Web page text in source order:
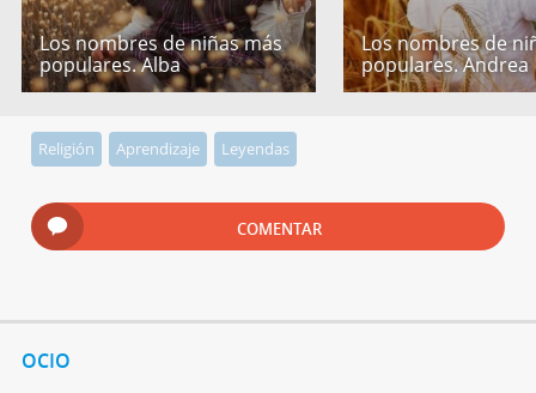
Los nombres de niñas más
populares. Alba
Los nombres de
populares. Andrea
Religión Aprendizaje Leyendas
COMENTAR
OCIO